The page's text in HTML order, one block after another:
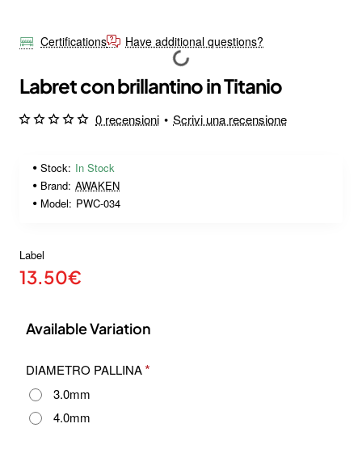
Certifications Have additional questions?
Labret con brillantino in Titanio
Stock: In Stock
Brand: AWAKEN
Model: PWC-034
0 recensioni • Scrivi una recensione
Label
13.50€
Available Variation
DIAMETRO PALLINA
3.0mm
4.0mm